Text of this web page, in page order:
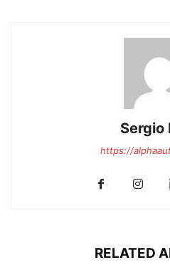
Sergio
https://
RELATED